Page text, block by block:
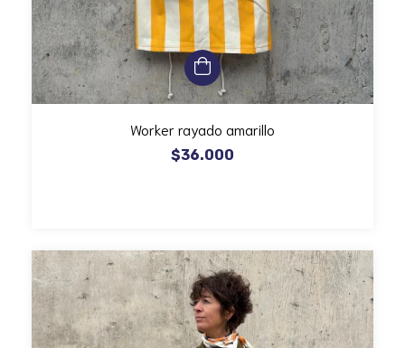
Worker rayado amarillo
$36.000